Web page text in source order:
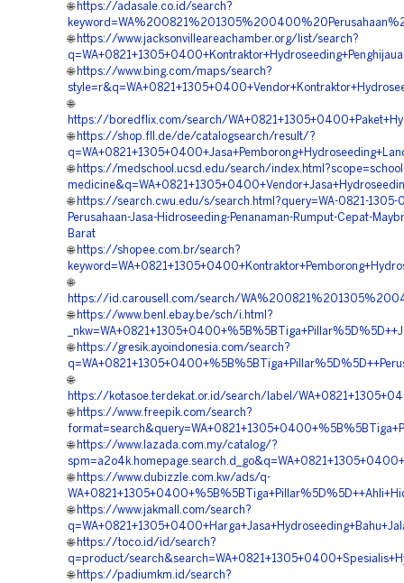
🌐 https://adasale.co.id/search?
🌐 https://www.jacksonvilleareachamber.org/list/search?
🌐 https://www.bing.com/maps/search?
🌐
https://boredflix.com/search/
🌐 https://shop.fll.de/de/catalogsearch/result/?
🌐 https://medschool.ucsd.edu/search/
🌐 https://search.cwu.edu/s/search.html?query=WA-0821-
Perusahaan-Jasa-Hidroseeding-Penanaman-Rumput-Cepat-
Barat
🌐 https://shopee.com.br/search?
🌐
https://id.carousell.com/search/
🌐 https://www.benl.ebay.be/sch/i.html?
🌐 https://gresik.ayoindonesia.com/search?
🌐
https://kotasoe.terdekat.or.id/search/label/
🌐 https://www.freepik.com/search?
🌐 https://www.lazada.com.my/catalog/?
🌐 https://www.dubizzle.com.kw/ads/q-
🌐 https://www.jakmall.com/search?
🌐 https://toco.id/id/search?
q=product/
🌐 https://padiumkm.id/search?